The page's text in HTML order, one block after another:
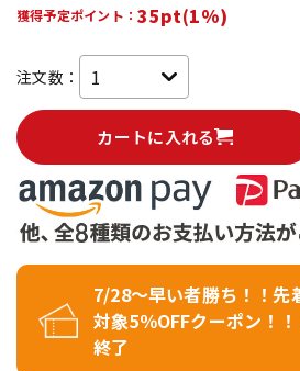
獲得予定ポイント：35pt(1%)
注文数：
カートに入れる
7/28～早い者勝ち！！先
対象5％OFFクーポン！
終了